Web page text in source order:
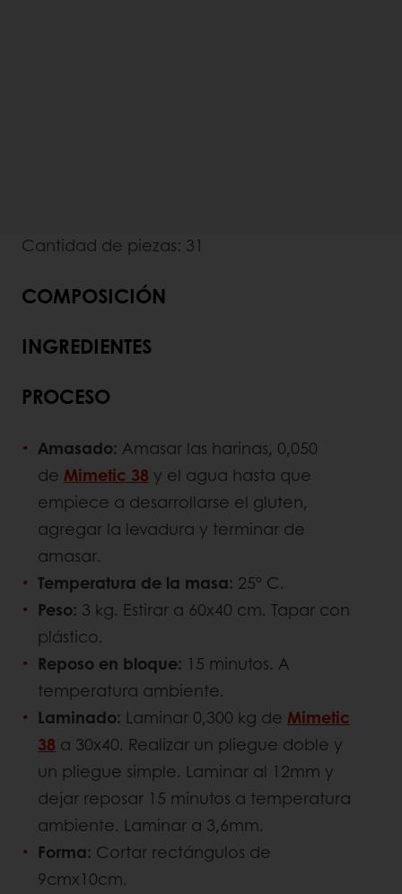
Cantidad de piezas: 31
COMPOSICIÓN
INGREDIENTES
PROCESO
Amasado: Amasar las harinas, 0,050
de Mimetic 38 y el agua hasta que
empiece a desarrollarse el gluten,
agregar la levadura y terminar de
amasar.
Temperatura de la masa: 25º C.
Peso: 3 kg. Estirar a 60x40 cm. Tapar con
plástico.
Reposo en bloque: 15 minutos. A
temperatura ambiente.
Laminado: Laminar 0,300 kg de Mimetic
38 a 30x40. Realizar un pliegue doble y
un pliegue simple. Laminar al 12mm y
dejar reposar 15 minutos a temperatura
ambiente. Laminar a 3,6mm.
Forma: Cortar rectángulos de
9cmx10cm.